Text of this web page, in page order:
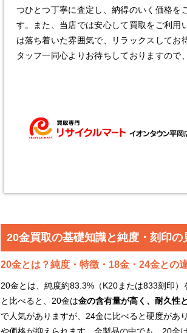
つひとつ丁寧に査定し、納得のいく価格を
す。また、当店では安心して買取をご利用
は落ち着いた雰囲気で、リラックスしてお
タッフ一同心よりお待ちしておりますので
20金買取の基礎知識と純度・刻印の
20金とは？純度・特徴・18金・24金との
20金とは、純度約83.3%（K20または833刻印
と比べると、20金は金の含有量が高く、耐久性
で人気がありますが、24金に比べると硬度があ